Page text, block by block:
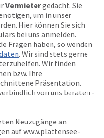
Vermietergedacht. Sie
um in unser
Hier können Sie sich
bei uns anmelden.
Fragen haben, so wenden
. Wir sind stets gerne
Wir finden
bzw. Ihre
Präsentation.
von uns beraten -
Neuzugänge an
aufwww.plattensee-